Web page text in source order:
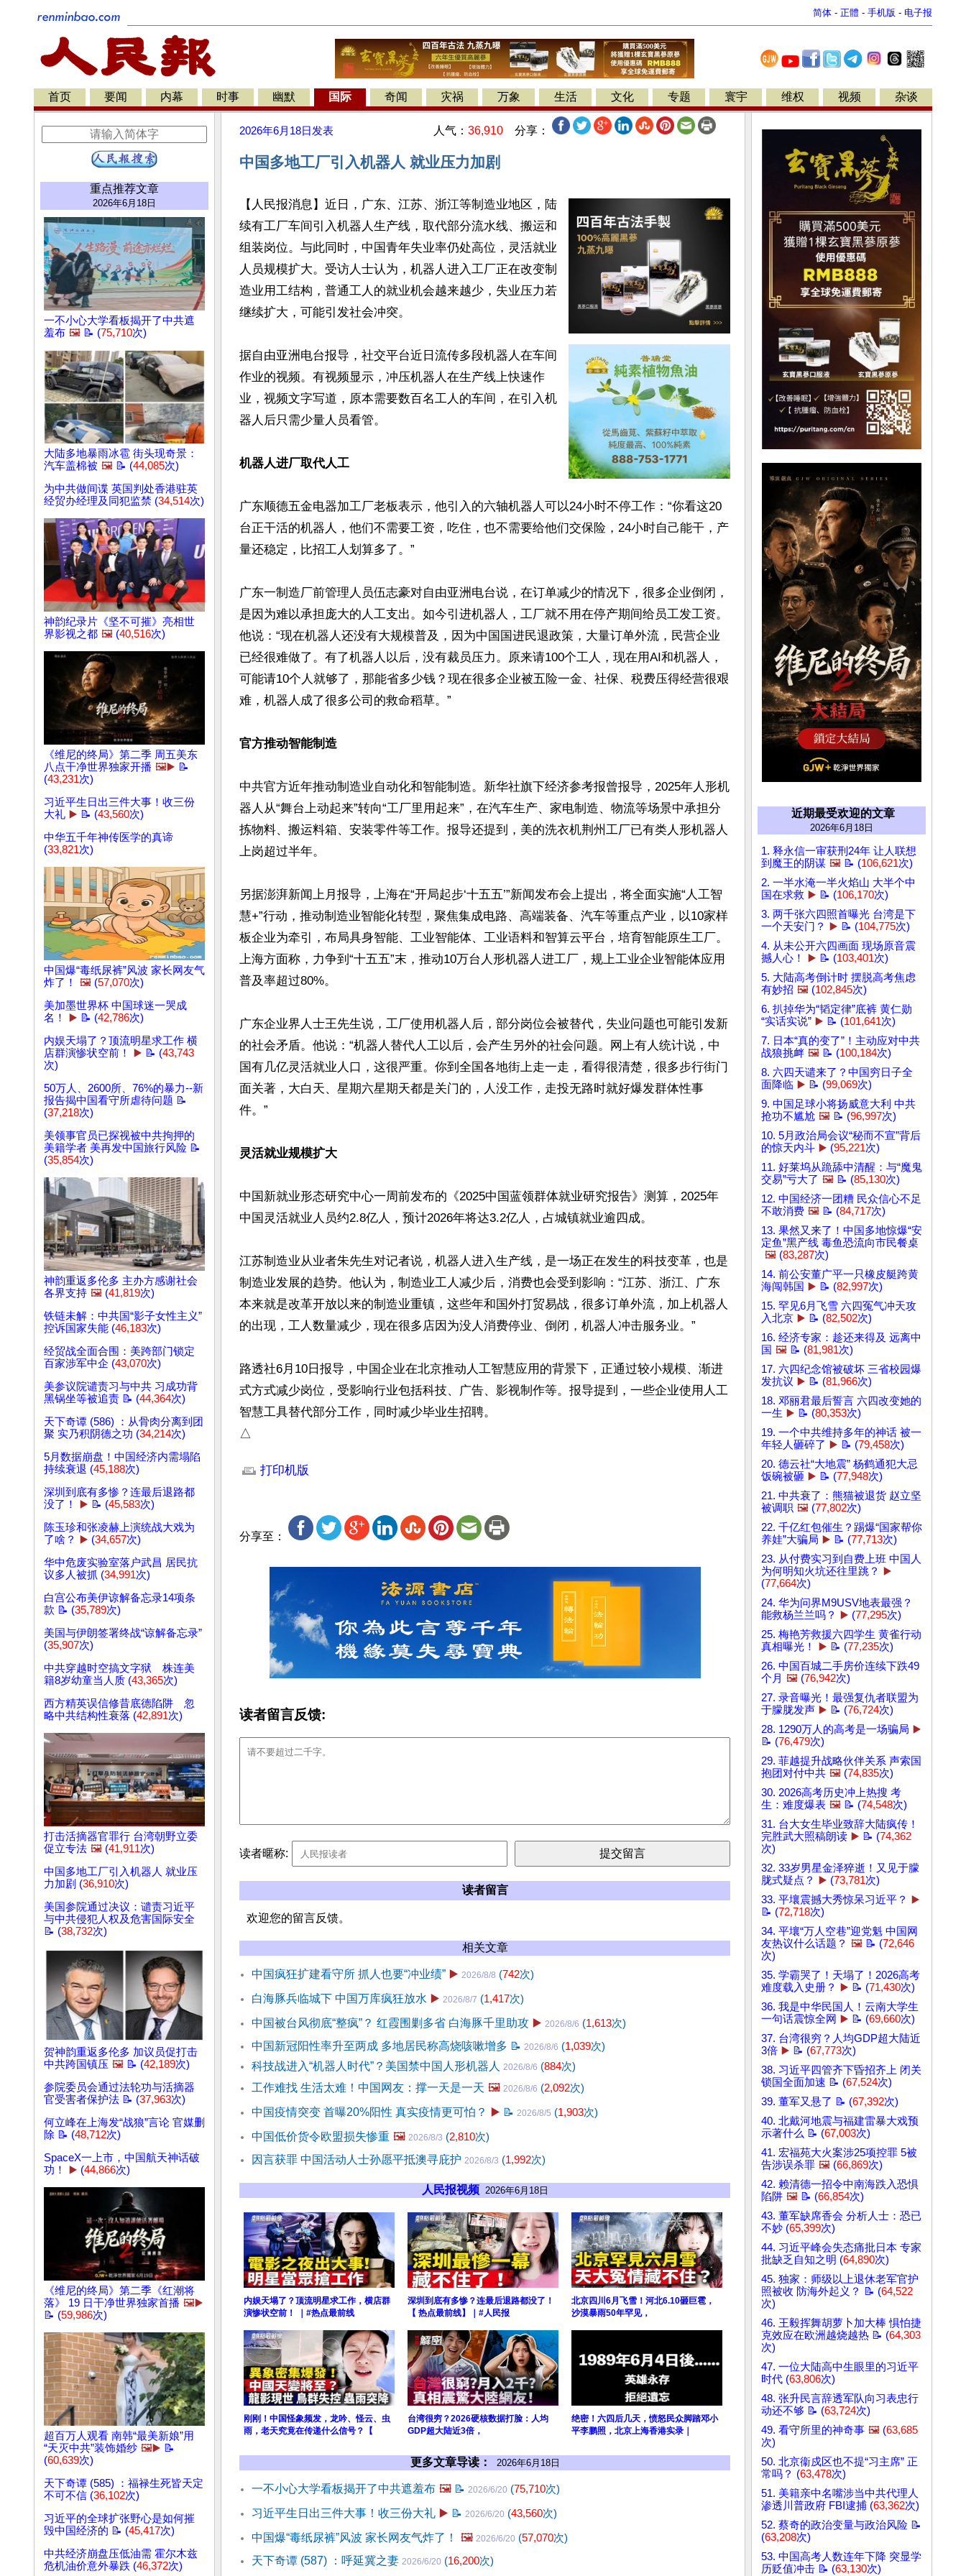
简体 - 正體 - 手机版 - 电子报
首页 要闻 内幕 时事 幽默 国际 奇闻 灾祸 万象 生活 文化 专题 寰宇 维权 视频 杂谈
重点推荐文章
2026年6月18日
一不小心大学看板揭开了中共遮
羞布 🖼️ 📝 (75,710次)
大陆多地暴雨冰雹 街头现奇景：
汽车盖棉被 🖼️ 📝 (44,085次)
为中共做间谍 英国判处香港驻英
经贸办经理及同犯监禁 (34,514次)
神韵纪录片《坚不可摧》亮相世
界影视之都 🖼️ (40,516次)
《维尼的终局》第二季 周五美东
八点干净世界独家开播 🖼️▶️ 📝
(43,231次)
习近平生日出三件大事！收三份
大礼 ▶️ 📝 (43,560次)
中华五千年神传医学的真谛
(33,821次)
中国爆“毒纸尿裤”风波 家长网友气
炸了！
🖼️ (57,070次)
美加墨世界杯 中国球迷一哭成
名！
▶️ 📝 (42,786次)
内娱天塌了？顶流明星求工作 横
店群演惨状空前！
▶️ 📝 (43,743
次)
50万人、2600所、76%的暴力--新
报告揭中国看守所虐待问题 📝
(37,218次)
美领事官员已探视被中共拘押的
美籍学者 美再发中国旅行风险 📝
(35,854次)
神韵重返多伦多 主办方感谢社会
各界支持 🖼️ (41,819次)
铁链未解：中共国“影子女性主义”
控诉国家失能 (46,183次)
经贸战全面合围：美跨部门锁定
百家涉军中企 (43,070次)
美参议院谴责习与中共 习成功背
黑锅坐等被追责 📝 (44,364次)
天下奇谭 (586) ：从骨肉分离到团
聚 实乃积阴德之功 (34,214次)
5月数据崩盘！中国经济内需塌陷
持续衰退 (45,188次)
深圳到底有多惨？连最后退路都
没了！
▶️ 📝 (45,583次)
陈玉珍和张凌赫上演统战大戏为
了啥？
▶️ (34,657次)
华中危废实验室落户武昌 居民抗
议多人被抓 (34,991次)
白宫公布美伊谅解备忘录14项条
款 📝 (35,789次)
美国与伊朗签署终战“谅解备忘录”
(35,907次)
中共穿越时空搞文字狱 株连美
籍8岁幼童当人质 (43,365次)
西方精英误信修昔底德陷阱 忽
略中共结构性衰落 (42,891次)
打击活摘器官罪行 台湾朝野立委
促立专法 🖼️ (41,911次)
中国多地工厂引入机器人 就业压
力加剧 (36,910次)
美国参院通过决议：谴责习近平
与中共侵犯人权及危害国际安全
📝 (38,732次)
贺神韵重返多伦多 加议员促打击
中共跨国镇压 🖼️ 📝 (42,189次)
参院委员会通过法轮功与活摘器
官受害者保护法 📝 (37,963次)
何立峰在上海发“战狼”言论 官媒删
除 📝 (48,712次)
SpaceX一上市，中国航天神话破
功！
▶️ (44,866次)
《维尼的终局》第二季《红潮将
落》 19 日干净世界独家首播 🖼️▶️
📝 (59,986次)
超百万人观看 南韩“最美新娘”用
“天灭中共”装饰婚纱 🖼️▶️ 📝
(60,639次)
天下奇谭 (585) ：福禄生死皆天定
不可不信 (36,102次)
习近平的全球扩张野心是如何摧
毁中国经济的 📝 (45,417次)
中共经济崩盘压低油需 霍尔木兹
危机油价意外暴跌 (46,372次)
2026年6月18日 发表 人气： 36,910 分享：
中国多地工厂引入机器人 就业压力加剧
【人民报消息】近日，广东、江苏、浙江等制造业地区，陆
续有工厂车间引入机器人生产线，取代部分流水线、搬运和
组装岗位。与此同时，中国青年失业率仍处高位，灵活就业
人员规模扩大。受访人士认为，机器人进入工厂正在改变制
造业用工结构，普通工人的就业机会越来越少，失业压力若
继续扩大，可能引发社会冲突。
据自由亚洲电台报导，社交平台近日流传多段机器人在车间
作业的视频。有视频显示，冲压机器人在生产线上快速作
业，视频文字写道，原本需要数百名工人的车间，在引入机
器人后只需少量人员看管。
机器人进厂取代人工
广东顺德五金电器加工厂老板表示，他引入的六轴机器人可以24小时不停工作：“你看这20
台正干活的机器人，他们不需要工资，吃住，也不需要给他们交保险，24小时自己能干，产
量还稳定，比招工人划算多了。”
广东一制造厂前管理人员伍志豪对自由亚洲电台说，在订单减少的情况下，很多企业倒闭，
是因为难以承担庞大的人工支出。如今引进机器人，工厂就不用在停产期间给员工发工资。
他说：“现在机器人还没有大规模普及，因为中国国进民退政策，大量订单外流，民营企业
已经很难做了。有了机器人以后，没有裁员压力。原来请100个工人，现在用AI和机器人，
可能请10个人就够了，那能省多少钱？现在很多企业被五险一金、社保、税费压得经营很艰
难，机器人成了很多公司的救命稻草。”
官方推动智能制造
中共官方近年推动制造业自动化和智能制造。新华社旗下经济参考报曾报导，2025年人形机
器人从“舞台上动起来”转向“工厂里用起来”，在汽车生产、家电制造、物流等场景中承担分
拣物料、搬运料箱、安装零件等工作。报导还提到，美的洗衣机荆州工厂已有类人形机器人
上岗超过半年。
另据澎湃新闻上月报导，上海在“开局起步‘十五五’”新闻发布会上提出，将全面实施“人工智
慧+”行动，推动制造业智能化转型，聚焦集成电路、高端装备、汽车等重点产业，以10家样
板企业为牵引，布局具身智能、工业智能体、工业语料和智算云平台，培育智能原生工厂。
上海方面称，力争到“十五五”末，推动10万台人形机器人进工厂，规上工业企业智能体应用
普及率超过80%。
广东企业界人士王先生说，工厂使用机器人后，部分岗位会被替代，失业问题也可能引发新
的社会矛盾。他说：“机器人替代人工以后，会产生另外的社会问题。网上有人统计说，中
国有几亿灵活就业人口，这很严重。你到全国各地街上走一走，看得很清楚，很多步行街门
面关著，大白天、星期六星期天都是关门的，人没工作，走投无路时就好爆发群体性事
件。”
灵活就业规模扩大
中国新就业形态研究中心一周前发布的《2025中国蓝领群体就业研究报告》测算，2025年
中国灵活就业人员约2.8亿人，预计2026年将达3.2亿人，占城镇就业逾四成。
江苏制造业从业者朱先生对记者说，机器人进入生产线，是一场正在发生的科技变革，也是
制造业发展的趋势。他认为，制造业工人减少后，消费也会受到影响：“江苏、浙江、广东
本来就是改革开放以来的制造业重镇，这些年和国外打贸易战，很多订单外流，加上机器人
的出现，工人数量减少，现在很多店因为没人消费停业、倒闭，机器人冲击服务业。”
路透社6月10日报导，中国企业在北京推动人工智慧应用的背景下，正通过较小规模、渐进
式方式减少岗位，受影响行业包括科技、广告、影视制作等。报导提到，一些企业使用人工
智慧工具替代部分工作，同时减少毕业生招聘。
△
打印机版
分享至：
读者留言反馈:
读者暱称:
读者留言
欢迎您的留言反馈。
相关文章
中国疯狂扩建看守所 抓人也要“冲业绩” ▶️ 2026/8/8 (742次)
白海豚兵临城下 中国万库疯狂放水 ▶️ 2026/8/7 (1,417次)
中国被台风彻底“整疯”？ 红霞围剿多省 白海豚千里助攻 ▶️ 2026/8/6 (1,613次)
中国新冠阳性率升至两成 多地居民称高烧咳嗽增多 📝 2026/8/6 (1,039次)
科技战进入“机器人时代”？美国禁中国人形机器人 2026/8/6 (884次)
工作难找 生活太难！中国网友：撑一天是一天 🖼️ 2026/8/6 (2,092次)
中国疫情突变 首曝20%阳性 真实疫情更可怕？ ▶️ 📝 2026/8/5 (1,903次)
中国低价货令欧盟损失惨重 🖼️ 2026/8/3 (2,810次)
因言获罪 中国活动人士孙愿平抵澳寻庇护 2026/8/3 (1,992次)
人民报视频 2026年6月18日
内娱天塌了？顶流明星求工作，横店群
演惨状空前！ ｜#热点最前线
深圳到底有多惨？连最后退路都没了！
【 热点最前线】｜#人民报
北京四川6月飞雪！河北6.10砸巨雹，
沙漠暴雨50年罕见，
刚刚！中国怪象频发，龙吟、怪云、虫
雨，老天究竟在传递什么信号？【
台湾很穷？2026硬核数据打脸：人均
GDP超大陆近3倍，
绝密！六四后几天，愤怒民众脚踏邓小
平李鹏照，北京上海香港实录｜
更多文章导读： 2026年6月18日
一不小心大学看板揭开了中共遮羞布 🖼️ 📝 2026/6/20 (75,710次)
习近平生日出三件大事！收三份大礼 ▶️ 📝 2026/6/20 (43,560次)
中国爆“毒纸尿裤”风波 家长网友气炸了！
🖼️ 2026/6/20 (57,070次)
天下奇谭 (587) ：呼延冀之妻 2026/6/20 (16,200次)
近期最受欢迎的文章
2026年6月18日
1. 释永信一审获刑24年 让人联想
到魔王的阴谋 🖼️ 📝 (106,621次)
2. 一半水淹一半火焰山 大半个中
国在求救 ▶️ 📝 (106,170次)
3. 两千张六四照首曝光 台湾是下
一个天安门？
▶️ 📝 (104,775次)
4. 从未公开六四画面 现场原音震
撼人心！
▶️ 📝 (103,401次)
5. 大陆高考倒计时 摆脱高考焦虑
有妙招 🖼️ (102,845次)
6. 扒掉华为“韬定律”底裤 黄仁勋
“实话实说” ▶️ 📝 (101,641次)
7. 日本“真的变了”！主动应对中共
战狼挑衅 🖼️ 📝 (100,184次)
8. 六四天谴来了？中国穷日子全
面降临 ▶️ 📝 (99,069次)
9. 中国足球小将扬威意大利 中共
抢功不尴尬 🖼️ 📝 (96,997次)
10. 5月政治局会议“秘而不宣”背后
的惊天内斗 ▶️ (95,221次)
11. 好莱坞从跪舔中清醒：与“魔鬼
交易”亏大了 🖼️ 📝 (85,130次)
12. 中国经济一团糟 民众信心不足
不敢消费 🖼️ 📝 (84,717次)
13. 果然又来了！中国多地惊爆“安
定鱼”黑产线 毒鱼恐流向市民餐桌
🖼️ (83,287次)
14. 前公安董广平一只橡皮艇跨黄
海闯韩国 ▶️ 📝 (82,997次)
15. 罕见6月飞雪 六四冤气冲天攻
入北京 ▶️ 📝 (82,502次)
16. 经济专家：趁还来得及 远离中
国 🖼️ 📝 (81,981次)
17. 六四纪念馆被破坏 三省校园爆
发抗议 ▶️ 📝 (81,966次)
18. 邓丽君最后誓言 六四改变她的
一生 ▶️ 📝 (80,353次)
19. 一个中共维持多年的神话 被一
年轻人砸碎了 ▶️ 📝 (79,458次)
20. 德云社“大地震” 杨鹤通犯大忌
饭碗被砸 ▶️ 📝 (77,948次)
21. 中共衰了：熊猫被退货 赵立坚
被调职 🖼️ (77,802次)
22. 千亿红包催生？踢爆“国家帮你
养娃”大骗局 ▶️ 📝 (77,713次)
23. 从付费实习到自费上班 中国人
为何明知火坑还往里跳？
▶️
(77,664次)
24. 华为问界M9USV地表最强？
能救杨兰兰吗？
▶️ (77,295次)
25. 梅艳芳救援六四学生 黄雀行动
真相曝光！
▶️ 📝 (77,235次)
26. 中国百城二手房价连续下跌49
个月 🖼️ (76,942次)
27. 录音曝光！最强复仇者联盟为
于朦胧发声 ▶️ 📝 (76,724次)
28. 1290万人的高考是一场骗局 ▶️
📝 (76,479次)
29. 菲越提升战略伙伴关系 声索国
抱团对付中共 🖼️ (74,835次)
30. 2026高考历史冲上热搜 考
生：难度爆表 🖼️ 📝 (74,548次)
31. 台大女生毕业致辞大陆疯传！
完胜武大照稿朗读 ▶️ 📝 (74,362
次)
32. 33岁男星金泽猝逝！又见于朦
胧式疑点？
▶️ (73,781次)
33. 平壤震撼大秀惊呆习近平？
▶️
📝 (72,718次)
34. 平壤“万人空巷”迎党魁 中国网
友热议什么话题？ 🖼️ 📝 (72,646
次)
35. 学霸哭了！天塌了！2026高考
难度载入史册？
▶️ 📝 (71,430次)
36. 我是中华民国人！云南大学生
一句话震惊全网 ▶️ 📝 (69,660次)
37. 台湾很穷？人均GDP超大陆近
3倍 ▶️ 📝 (67,773次)
38. 习近平四管齐下昏招齐上 闭关
锁国全面加速 📝 (67,524次)
39. 董军又悬了 📝 (67,392次)
40. 北戴河地震与福建雷暴大戏预
示著什么 📝 (67,003次)
41. 宏福苑大火案涉25项控罪 5被
告涉误杀罪 🖼️ (66,869次)
42. 赖清德一招令中南海跌入恐惧
陷阱 🖼️ 📝 (66,854次)
43. 董军缺席香会 分析人士：恐已
不妙 (65,399次)
44. 习近平峰会失态痛批日本 专家
批缺乏自知之明 (64,890次)
45. 独家：师级以上退休老军官护
照被收 防海外起义？ 📝 (64,522
次)
46. 王毅挥舞胡萝卜加大棒 惧怕捷
克效应在欧洲越烧越热 📝 (64,303
次)
47. 一位大陆高中生眼里的习近平
时代 (63,806次)
48. 张升民言辞透军队向习表忠行
动还不够 📝 (63,724次)
49. 看守所里的神奇事 🖼️ (63,685
次)
50. 北京衞戍区也不提“习主席” 正
常吗？ (63,478次)
51. 美籍亲中名嘴涉当中共代理人
渗透川普政府 FBI逮捕 (63,362次)
52. 蔡奇的政治变量与政治风险 📝
(63,208次)
53. 中国高考人数连年下降 突显学
历贬值冲击 📝 (63,130次)